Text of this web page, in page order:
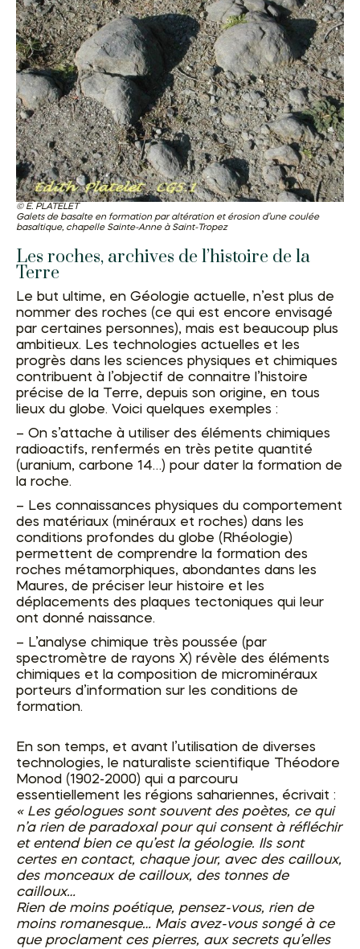
E. PLATELET
Galets de basalte en formation par altération et érosion d’une coulée
basaltique, chapelle Sainte-Anne à Saint-Tropez
Les roches, archives de l’histoire de la
Terre
Le but ultime, en Géologie actuelle, n’est plus de
nommer des roches (ce qui est encore envisagé
par certaines personnes), mais est beaucoup plus
ambitieux. Les technologies actuelles et les
progrès dans les sciences physiques et chimiques
contribuent à l’objectif de connaitre l’histoire
précise de la Terre, depuis son origine, en tous
lieux du globe. Voici quelques exemples :
– On s’attache à utiliser des éléments chimiques
radioactifs, renfermés en très petite quantité
(uranium, carbone 14…) pour dater la formation de
la roche.
– Les connaissances physiques du comportement
des matériaux (minéraux et roches) dans les
conditions profondes du globe (Rhéologie)
permettent de comprendre la formation des
roches métamorphiques, abondantes dans les
Maures, de préciser leur histoire et les
déplacements des plaques tectoniques qui leur
ont donné naissance.
– L’analyse chimique très poussée (par
spectromètre de rayons X) révèle des éléments
chimiques et la composition de microminéraux
porteurs d’information sur les conditions de
formation.
En son temps, et avant l’utilisation de diverses
technologies, le naturaliste scientifique Théodore
Monod (1902-2000) qui a parcouru
essentiellement les régions sahariennes, écrivait :
« Les géologues sont souvent des poètes, ce qui
n’a rien de paradoxal pour qui consent à réfléchir
et entend bien ce qu’est la géologie. Ils sont
certes en contact, chaque jour, avec des cailloux,
des monceaux de cailloux, des tonnes de
cailloux…
Rien de moins poétique, pensez-vous, rien de
moins romanesque… Mais avez-vous songé à ce
que proclament ces pierres, aux secrets qu’elles